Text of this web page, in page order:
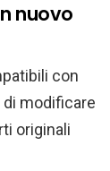
nuovo
con
modificare
originali